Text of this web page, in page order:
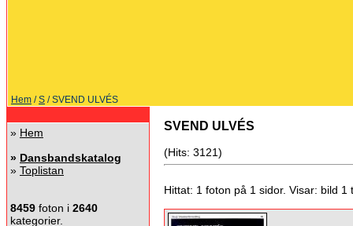
Hem /S / SVEND ULVÉS
» Hem
» Dansbandskatalog
» Toplistan
8459 foton i 2640
kategorier.
SVEND ULVÉS
(Hits: 3121)
Hittat: 1 foton på 1 sidor. Visar: bild 1